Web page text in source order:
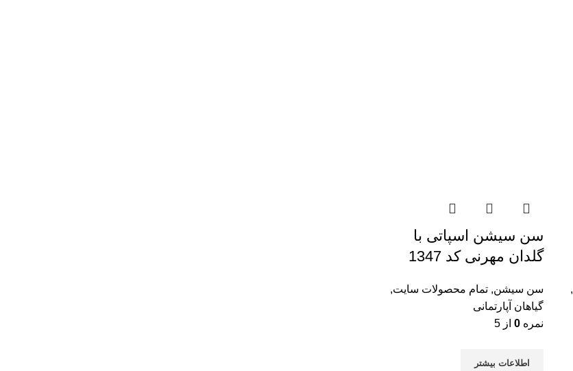
,
سن سیشن اسپاتی با
گلدان مهرنی کد 1347
سن سیشن, تمام محصولات سایت,
گیاهان آپارتمانی
نمره 0از 5
اطلاعات بیشتر